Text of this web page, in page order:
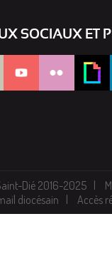
SOCIAUX ET
Dié 2016-2025
diocésain
Accès